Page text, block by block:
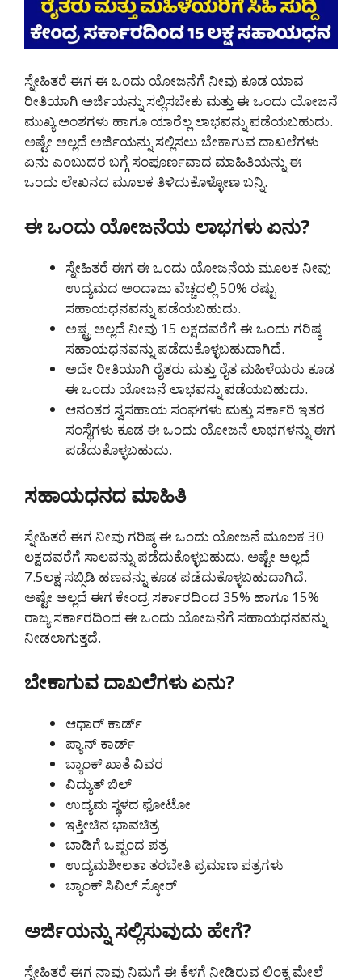
ಸ್ನೇಹಿತರೆ ಈಗ ಈ ಒಂದು ಯೋಜನೆಗೆ ನೀವು ಕೂಡ ಯಾವ
ರೀತಿಯಾಗಿ ಅರ್ಜಿಯನ್ನು ಸಲ್ಲಿಸಬೇಕು ಮತ್ತು ಈ ಒಂದು ಯೋಜನೆ
ಮುಖ್ಯ ಅಂಶಗಳು ಹಾಗೂ ಯಾರೆಲ್ಲ ಲಾಭವನ್ನು ಪಡೆಯಬಹುದು.
ಅಷ್ಟೇ ಅಲ್ಲದೆ ಅರ್ಜಿಯನ್ನು ಸಲ್ಲಿಸಲು ಬೇಕಾಗುವ ದಾಖಲೆಗಳು
ಏನು ಎಂಬುದರ ಬಗ್ಗೆ ಸಂಪೂರ್ಣವಾದ ಮಾಹಿತಿಯನ್ನು ಈ
ಒಂದು ಲೇಖನದ ಮೂಲಕ ತಿಳಿದುಕೊಳ್ಳೋಣ ಬನ್ನಿ.
ಈ ಒಂದು ಯೋಜನೆಯ ಲಾಭಗಳು ಏನು?
ಸ್ನೇಹಿತರೆ ಈಗ ಈ ಒಂದು ಯೋಜನೆಯ ಮೂಲಕ ನೀವು
ಉದ್ಯಮದ ಅಂದಾಜು ವೆಚ್ಚದಲ್ಲಿ 50% ರಷ್ಟು
ಸಹಾಯಧನವನ್ನು ಪಡೆಯಬಹುದು.
ಅಷ್ಟ್ರ ಅಲ್ಲದೆ ನೀವು 15 ಲಕ್ಷದವರೆಗೆ ಈ ಒಂದು ಗರಿಷ್ಠ
ಸಹಾಯಧನವನ್ನು ಪಡೆದುಕೊಳ್ಳಬಹುದಾಗಿದೆ.
ಅದೇ ರೀತಿಯಾಗಿ ರೈತರು ಮತ್ತು ರೈತ ಮಹಿಳೆಯರು ಕೂಡ
ಈ ಒಂದು ಯೋಜನೆ ಲಾಭವನ್ನು ಪಡೆಯಬಹುದು.
ಆನಂತರ ಸ್ವಸಹಾಯ ಸಂಘಗಳು ಮತ್ತು ಸರ್ಕಾರಿ ಇತರ
ಸಂಸ್ಥೆಗಳು ಕೂಡ ಈ ಒಂದು ಯೋಜನೆ ಲಾಭಗಳನ್ನು ಈಗ
ಪಡೆದುಕೊಳ್ಳಬಹುದು.
ಸಹಾಯಧನದ ಮಾಹಿತಿ
ಸ್ನೇಹಿತರೆ ಈಗ ನೀವು ಗರಿಷ್ಠ ಈ ಒಂದು ಯೋಜನೆ ಮೂಲಕ 30
ಲಕ್ಷದವರೆಗೆ ಸಾಲವನ್ನು ಪಡೆದುಕೊಳ್ಳಬಹುದು. ಅಷ್ಟೇ ಅಲ್ಲದೆ
7.5ಲಕ್ಷ ಸಬ್ಸಿಡಿ ಹಣವನ್ನು ಕೂಡ ಪಡೆದುಕೊಳ್ಳಬಹುದಾಗಿದೆ.
ಅಷ್ಟೇ ಅಲ್ಲದೆ ಈಗ ಕೇಂದ್ರ ಸರ್ಕಾರದಿಂದ 35% ಹಾಗೂ 15%
ರಾಜ್ಯ ಸರ್ಕಾರದಿಂದ ಈ ಒಂದು ಯೋಜನೆಗೆ ಸಹಾಯಧನವನ್ನು
ನೀಡಲಾಗುತ್ತದೆ.
ಬೇಕಾಗುವ ದಾಖಲೆಗಳು ಏನು?
ಆಧಾರ್ ಕಾರ್ಡ್
ಪ್ಯಾನ್ ಕಾರ್ಡ್
ಬ್ಯಾಂಕ್ ಖಾತೆ ವಿವರ
ವಿದ್ಯುತ್ ಬಿಲ್
ಉದ್ಯಮ ಸ್ಥಳದ ಫೋಟೋ
ಇತ್ತೀಚಿನ ಭಾವಚಿತ್ರ
ಬಾಡಿಗೆ ಒಪ್ಪಂದ ಪತ್ರ
ಉದ್ಯಮಶೀಲತಾ ತರಬೇತಿ ಪ್ರಮಾಣ ಪತ್ರಗಳು
ಬ್ಯಾಂಕ್ ಸಿವಿಲ್ ಸ್ಕೋರ್
ಅರ್ಜಿಯನ್ನು ಸಲ್ಲಿಸುವುದು ಹೇಗೆ?
ಸ್ನೇಹಿತರೆ ಈಗ ನಾವು ನಿಮಗೆ ಈ ಕೆಳಗೆ ನೀಡಿರುವ ಲಿಂಕ್ನ ಮೇಲೆ